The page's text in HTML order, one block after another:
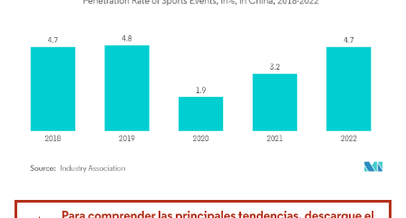
Imagen © Mordor Intelligence. El uso requiere atribución según CC BY 4.0.